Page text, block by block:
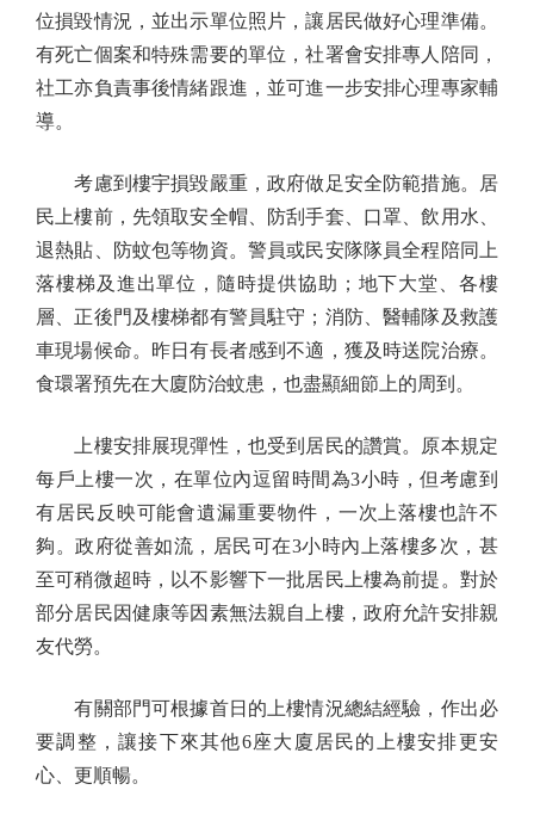
位損毀情況，並出示單位照片，讓居民做好心理準備。
有死亡個案和特殊需要的單位，社署會安排專人陪同，
社工亦負責事後情緒跟進，並可進一步安排心理專家輔
導。
考慮到樓宇損毀嚴重，政府做足安全防範措施。居
民上樓前，先領取安全帽、防刮手套、口罩、飲用水、
退熱貼、防蚊包等物資。警員或民安隊隊員全程陪同上
落樓梯及進出單位，隨時提供協助；地下大堂、各樓
層、正後門及樓梯都有警員駐守；消防、醫輔隊及救護
車現場候命。昨日有長者感到不適，獲及時送院治療。
食環署預先在大廈防治蚊患，也盡顯細節上的周到。
上樓安排展現彈性，也受到居民的讚賞。原本規定
每戶上樓一次，在單位內逗留時間為3小時，但考慮到
有居民反映可能會遺漏重要物件，一次上落樓也許不
夠。政府從善如流，居民可在3小時內上落樓多次，甚
至可稍微超時，以不影響下一批居民上樓為前提。對於
部分居民因健康等因素無法親自上樓，政府允許安排親
友代勞。
有關部門可根據首日的上樓情況總結經驗，作出必
要調整，讓接下來其他6座大廈居民的上樓安排更安
心、更順暢。